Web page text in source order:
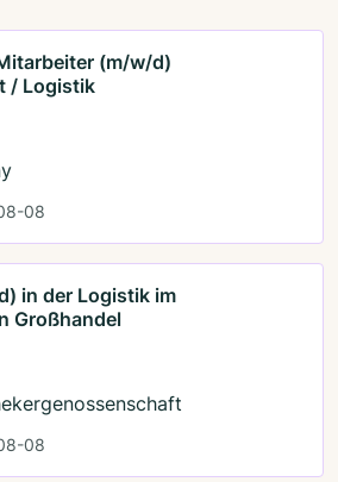
(m/w/d)
/ Logistik
08
in der Logistik im
Großhandel
08